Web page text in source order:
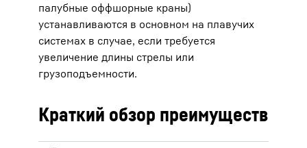
палубные оффшорные краны)
устанавливаются в основном на плавучих
системах в случае, если требуется
увеличение длины стрелы или
грузоподъемности.
Краткий обзор преимуществ